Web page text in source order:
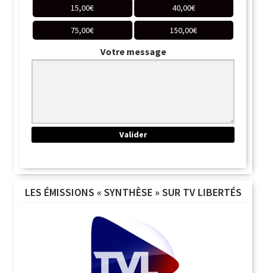
15,00€ 40,00€
75,00€ 150,00€
Votre message
LES ÉMISSIONS « SYNTHÈSE » SUR TV LIBERTÉS